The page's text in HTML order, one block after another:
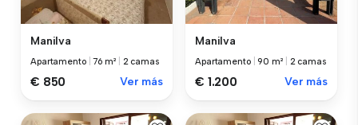
Manilva
Apartamento |76 m² 2 camas
€ 850 Ver más
Manilva
Apartamento |90 m² 2 camas
€ 1.200 Ver más